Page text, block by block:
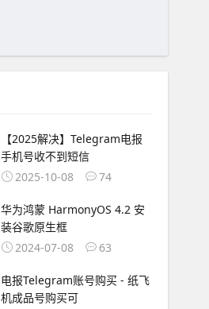
【2025解决】Telegram电报
手机号收不到短信
2025-10-08
74
华为鸿蒙 HarmonyOS 4.2 安
装谷歌原生框
2024-07-08
63
电报Telegram账号购买 - 纸飞
机成品号购买可